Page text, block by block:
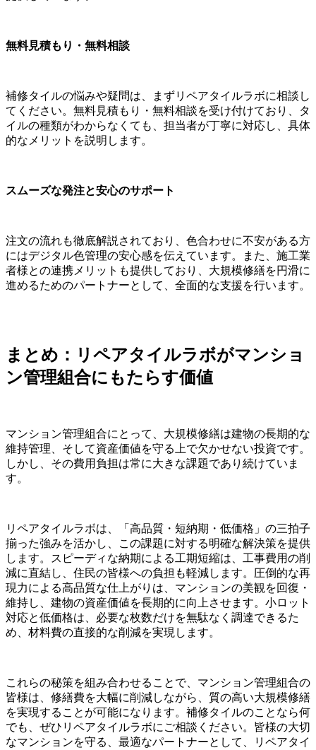
無料見積もり・無料相談
補修タイルの悩みや疑問は、まずリペアタイルラボに相談し
てください。無料見積もり・無料相談を受け付けており、タ
イルの種類がわからなくても、担当者が丁寧に対応し、具体
的なメリットを説明します。
スムーズな発注と安心のサポート
注文の流れも徹底解説されており、色合わせに不安がある方
にはデジタル色管理の安心感を伝えています。また、施工業
者様との連携メリットも提供しており、大規模修繕を円滑に
進めるためのパートナーとして、全面的な支援を行います。
まとめ：リペアタイルラボがマンショ
ン管理組合にもたらす価値
マンション管理組合にとって、大規模修繕は建物の長期的な
維持管理、そして資産価値を守る上で欠かせない投資です。
しかし、その費用負担は常に大きな課題であり続けていま
す。
リペアタイルラボは、「高品質・短納期・低価格」の三拍子
揃った強みを活かし、この課題に対する明確な解決策を提供
します。スピーディな納期による工期短縮は、工事費用の削
減に直結し、住民の皆様への負担も軽減します。圧倒的な再
現力による高品質な仕上がりは、マンションの美観を回復・
維持し、建物の資産価値を長期的に向上させます。小ロット
対応と低価格は、必要な枚数だけを無駄なく調達できるた
め、材料費の直接的な削減を実現します。
これらの秘策を組み合わせることで、マンション管理組合の
皆様は、修繕費を大幅に削減しながら、質の高い大規模修繕
を実現することが可能になります。補修タイルのことなら何
でも、ぜひリペアタイルラボにご相談ください。皆様の大切
なマンションを守る、最適なパートナーとして、リペアタイ